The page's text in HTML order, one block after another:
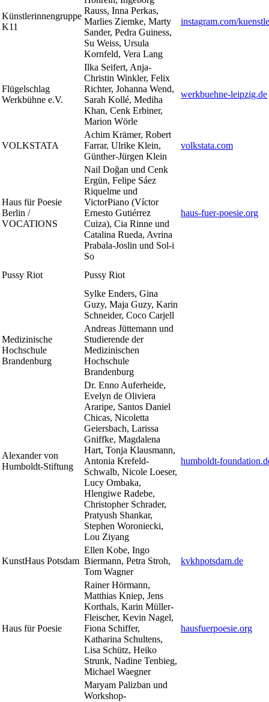
Künstlerinnengruppe
K11
Rauss, Inna Perkas,
Marlies Ziemke, Marty
Sander, Pedra Guiness,
Su Weiss, Ursula
Kornfeld, Vera Lang
instagram.com/
Flügelschlag
Werkbühne e.V.
Ilka Seifert, Anja-
Christin Winkler, Felix
Richter, Johanna Wend,
Sarah Kollé, Mediha
Khan, Cenk Erbiner,
Marion Wörle
werkbuehne-leipzig.de
VOLKSTATA
Achim Krämer, Robert
Farrar, Ulrike Klein,
Günther-Jürgen Klein
volkstata.com
Haus für Poesie
Berlin /
VOCATIONS
Nail Doğan und Cenk
Ergün, Felipe Sáez
Riquelme und
VictorPiano (Víctor
Ernesto Gutiérrez
Cuiza), Cia Rinne und
Catalina Rueda, Avrina
Prabala-Joslin und Sol-i
So
haus-fuer-poesie.org
Pussy Riot
Pussy Riot
Sylke Enders, Gina
Guzy, Maja Guzy, Karin
Schneider, Coco Carjell
Medizinische
Hochschule
Brandenburg
Andreas Jüttemann und
Studierende der
Medizinischen
Hochschule
Brandenburg
Alexander von
Humboldt-Stiftung
Dr. Enno Auferheide,
Evelyn de Oliviera
Araripe, Santos Daniel
Chicas, Nicoletta
Geiersbach, Larissa
Gniffke, Magdalena
Hart, Tonja Klausmann,
Antonia Krefeld-
Schwalb, Nicole Loeser,
Lucy Ombaka,
Hlengiwe Radebe,
Christopher Schrader,
Pratyush Shankar,
Stephen Woroniecki,
Lou Ziyang
humboldt-
KunstHaus Potsdam
Ellen Kobe, Ingo
Biermann, Petra Stroh,
Tom Wagner
kvkhpotsdam.de
Haus für Poesie
Rainer Hörmann,
Matthias Kniep, Jens
Korthals, Karin Müller-
Fleischer, Kevin Nagel,
Fiona Schiffer,
Katharina Schultens,
Lisa Schütz, Heiko
Strunk, Nadine Tenbieg,
Michael Waegner
hausfuerpoesie.org
Maryam Palizban und
Workshop-